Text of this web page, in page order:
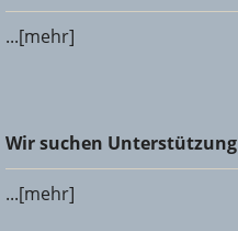
...[mehr]
Wir suchen Unterstützung
Wir suchen Unterstützung
...[mehr]